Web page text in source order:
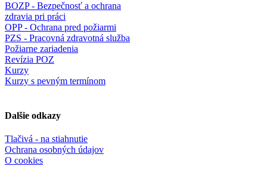
BOZP - Bezpečnosť a ochrana
zdravia pri práci
OPP - Ochrana pred požiarmi
PZS - Pracovná zdravotná služba
Požiarne zariadenia
Revízia POZ
Kurzy
Kurzy s pevným termínom
Dalšie odkazy
Tlačivá - na stiahnutie
Ochrana osobných údajov
O cookies